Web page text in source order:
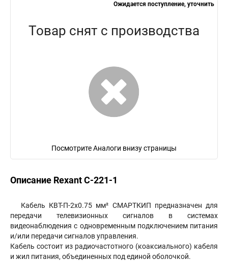
Ожидается поступление, уточнить
Товар снят с производства
Посмотрите Аналоги внизу страницы
Описание Rexant C-221-1
Кабель КВТ-П-2х0.75 мм² СМАРТКИП предназначен для
передачи телевизионных сигналов в системах
видеонаблюдения с одновременным подключением питания
и/или передачи сигналов управления.
Кабель состоит из радиочастотного (коаксиального) кабеля
и жил питания, объединенных под единой оболочкой.